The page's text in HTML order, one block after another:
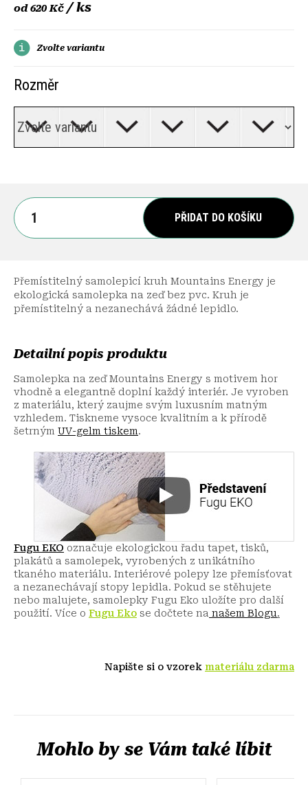
od620 Kč / ks
Zvolte variantu
Rozměr
PŘIDAT DO KOŠÍKU
Přemístitelný samolepicí kruh Mountains Energy je
ekologická samolepka na zeď bez pvc. Kruh je
přemístitelný a nezanechává žádné lepidlo.
Detailní popis produktu
Samolepka na zeď Mountains Energy s motivem hor
vhodně a elegantně doplní každý interiér. Je vyroben
z materiálu, který zaujme svým luxusním matným
vzhledem. Tiskneme vysoce kvalitním a k přírodě
šetrným UV-gelm tiskem.
Fugu EKO označuje ekologickou řadu tapet, tisků,
plakátů a samolepek, vyrobených z unikátního
tkaného materiálu. Interiérové polepy lze přemísťovat
a nezanechávají stopy lepidla. Pokud se stěhujete
nebo malujete, samolepky Fugu Eko uložíte pro další
použití. Více o Fugu Eko se dočtete na našem Blogu.
Napište si o vzorek materiálu zdarma